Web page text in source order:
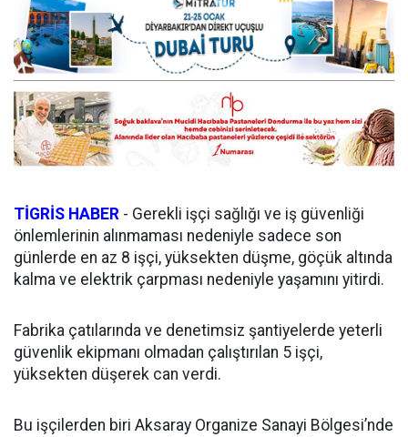
TİGRİS HABER - Gerekli işçi sağlığı ve iş güvenliği
önlemlerinin alınmaması nedeniyle sadece son
günlerde en az 8 işçi, yüksekten düşme, göçük altında
kalma ve elektrik çarpması nedeniyle yaşamını yitirdi.
Fabrika çatılarında ve denetimsiz şantiyelerde yeterli
güvenlik ekipmanı olmadan çalıştırılan 5 işçi,
yüksekten düşerek can verdi.
Bu işçilerden biri Aksaray Organize Sanayi Bölgesi’nde